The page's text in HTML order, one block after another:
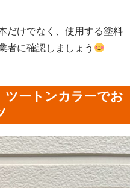
だけでなく、使用する塗料
者に確認しましょう
ツートンカラーでお